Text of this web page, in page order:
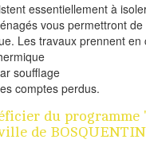
essentiellement à
vous permettront
Les travaux prennent en
soufflage
comptes perdus.
du
de BOSQUENTIN